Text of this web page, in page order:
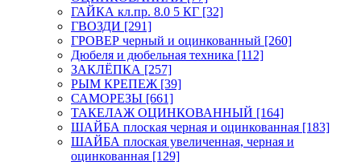
ГАЙКА кл.пр. 8.0 5 КГ [32]
ГВОЗДИ [291]
ГРОВЕР черный и оцинкованный [260]
Дюбеля и дюбельная техника [112]
ЗАКЛЁПКА [257]
РЫМ КРЕПЕЖ [39]
САМОРЕЗЫ [661]
ТАКЕЛАЖ ОЦИНКОВАННЫЙ [164]
ШАЙБА плоская черная и оцинкованная [183]
ШАЙБА плоская увеличенная, черная и
оцинкованная [129]